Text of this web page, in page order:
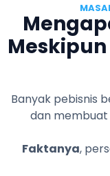
Banyak pebisnis
dan membuat
Faktanya,